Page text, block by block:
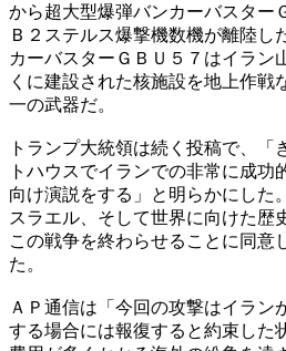
から超大型爆弾バンカーバスター
Ｂ２ステルス爆撃機数機が離陸し
カーバスターＧＢＵ５７はイラン
くに建設された核施設を地上作戦
一の武器だ。
トランプ大統領は続く投稿で、「
トハウスでイランでの非常に成功
向け演説をする」と明らかにした
スラエル、そして世界に向けた歴
この戦争を終わらせることに同意
た。
ＡＰ通信は「今回の攻撃はイラン
する場合には報復すると約束した